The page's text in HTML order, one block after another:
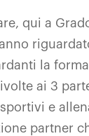
qui a
la
ai 3
e
partner